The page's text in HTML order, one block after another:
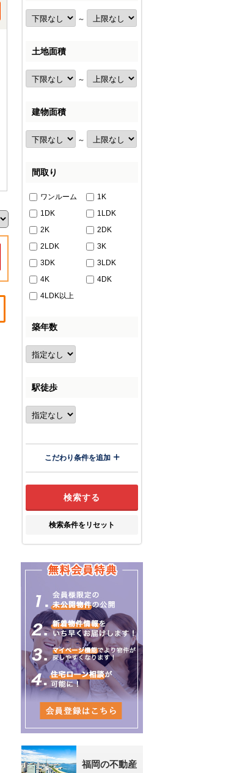
～
土地面積
～
建物面積
～
間取り
ワンルーム
1K
1DK
1LDK
2K
2DK
2LDK
3K
3DK
3LDK
4K
4DK
4LDK以上
築年数
駅徒歩
こだわり条件を追加
検索条件をリセット
福岡の不動産